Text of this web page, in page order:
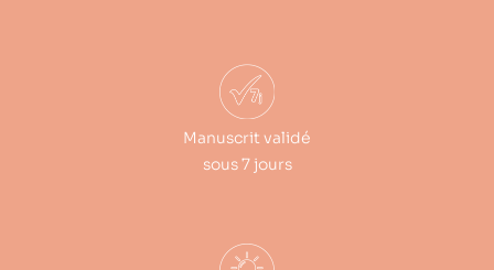
Manuscrit validé
sous 7 jours